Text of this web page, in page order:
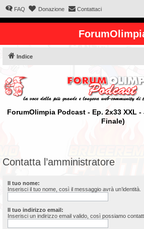
FAQ Donazione Contattaci
Indice
ForumOlimpia Podcast - Ep. 2x33 XXL
Finale)
Contatta l’amministratore
Il tuo nome:
Inserisci il tuo nome, così il messaggio avrà un’identità.
Il tuo indirizzo email:
Inserisci un indirizzo email valido, così possiamo